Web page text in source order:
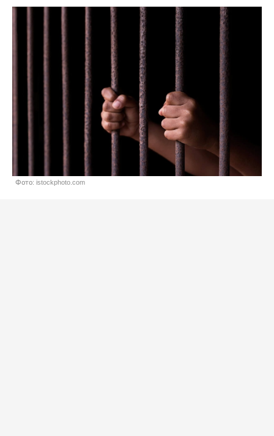
Фото: istockphoto.com